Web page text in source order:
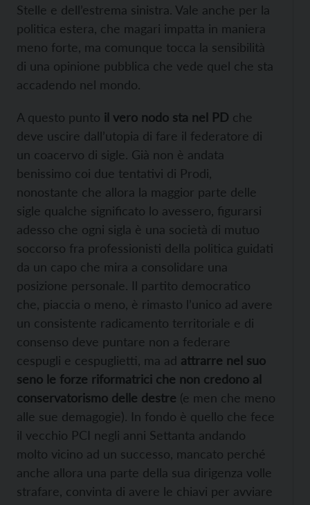
Stelle e dell’estrema sinistra. Vale anche per la
politica estera, che magari impatta in maniera
meno forte, ma comunque tocca la sensibilità
di una opinione pubblica che vede quel che sta
accadendo nel mondo.
A questo punto il vero nodo sta nel PD che
deve uscire dall’utopia di fare il federatore di
un coacervo di sigle. Già non è andata
benissimo coi due tentativi di Prodi,
nonostante che allora la maggior parte delle
sigle qualche significato lo avessero, figurarsi
adesso che ogni sigla è una società di mutuo
soccorso fra professionisti della politica guidati
da un capo che mira a consolidare una
posizione personale. Il partito democratico
che, piaccia o meno, è rimasto l’unico ad avere
un consistente radicamento territoriale e di
consenso deve puntare non a federare
cespugli e cespuglietti, ma ad attrarre nel suo
seno le forze riformatrici che non credono al
conservatorismo delle destre (e men che meno
alle sue demagogie). In fondo è quello che fece
il vecchio PCI negli anni Settanta andando
molto vicino ad un successo, mancato perché
anche allora una parte della sua dirigenza volle
strafare, convinta di avere le chiavi per avviare